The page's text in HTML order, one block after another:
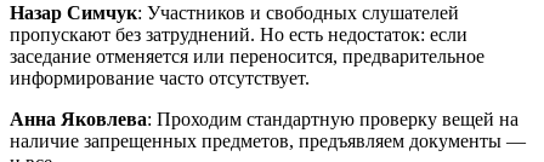
Назар Симчук: Участников и свободных слушателей
пропускают без затруднений. Но есть недостаток: если
заседание отменяется или переносится, предварительное
информирование часто отсутствует.
Анна Яковлева: Проходим стандартную проверку вещей на
наличие запрещенных предметов, предъявляем документы —